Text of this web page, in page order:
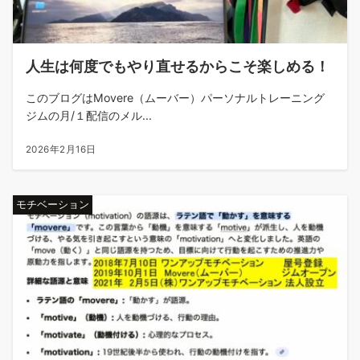
人生は何度でもやり直せるからこそ楽しめる！
このブログはMovere（ムーバー）パーソナルトレーニング
ジムの月/１配信のメル...
2026年2月16日
モチベーション